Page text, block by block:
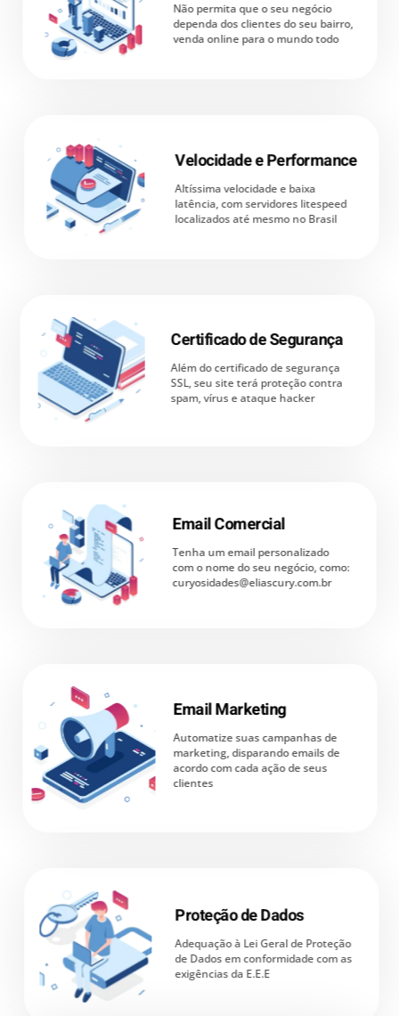
Não permita que o seu negócio
dependa dos clientes do seu bairro,
venda online para o mundo todo
Velocidade e Performance
Altíssima velocidade e baixa
latência, com servidores litespeed
localizados até mesmo no Brasil
Certificado de Segurança
Além do certificado de segurança
SSL, seu site terá proteção contra
spam, vírus e ataque hacker
Email Comercial
Tenha um email personalizado
com o nome do seu negócio, como:
curyosidades@eliascury.com.br
Email Marketing
Automatize suas campanhas de
marketing, disparando emails de
acordo com cada ação de seus
clientes
Proteção de Dados
Adequação à Lei Geral de Proteção
de Dados em conformidade com as
exigências da E.E.E